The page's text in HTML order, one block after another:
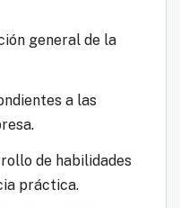
general de la
a las
de habilidades
práctica.